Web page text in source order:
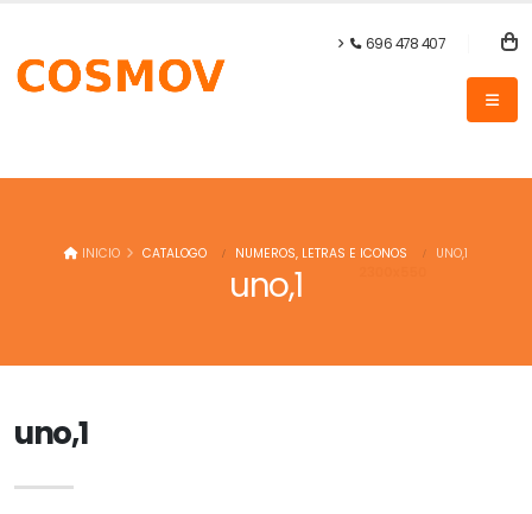
696 478 407
uno,1
INICIO CATALOGO NUMEROS, LETRAS E ICONOS UNO,1
uno,1